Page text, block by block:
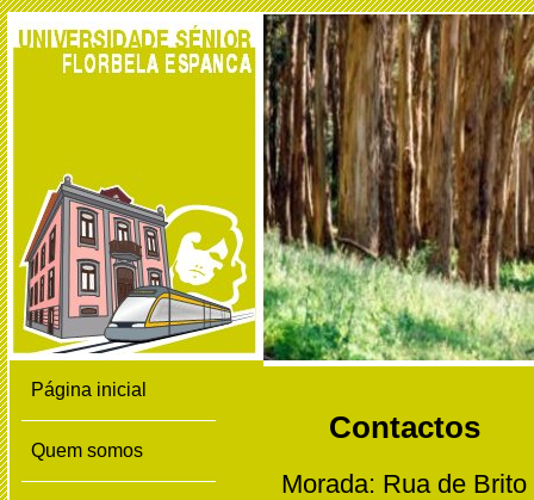
Página inicial
Quem somos
Contactos
Morada: Rua de Brito